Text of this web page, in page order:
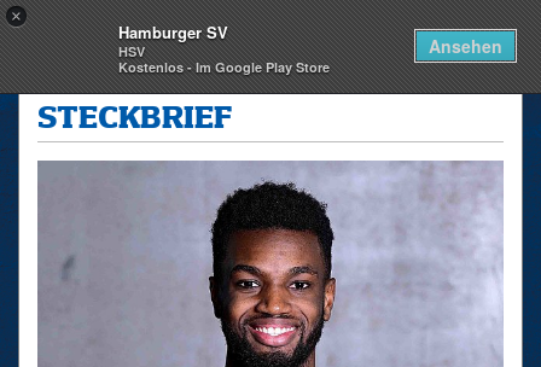
×
Hamburger SV
HSV
Kostenlos - Im Google Play Store
Ansehen
skip_navigation
STECKBRIEF